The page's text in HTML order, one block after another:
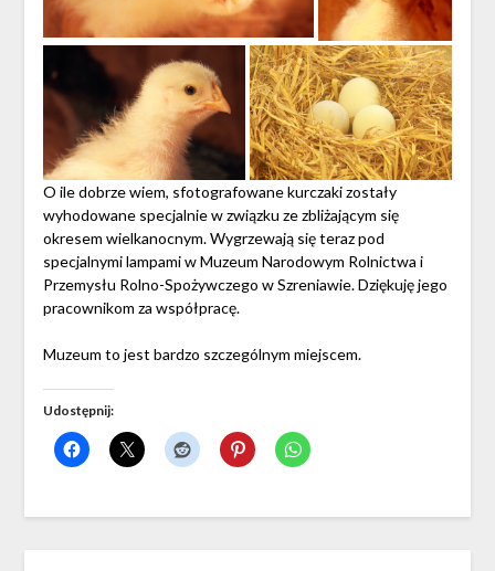
O ile dobrze wiem, sfotografowane kurczaki zostały
wyhodowane specjalnie w związku ze zbliżającym się
okresem wielkanocnym. Wygrzewają się teraz pod
specjalnymi lampami w Muzeum Narodowym Rolnictwa i
Przemysłu Rolno-Spożywczego w Szreniawie. Dziękuję jego
pracownikom za współpracę.
Muzeum to jest bardzo szczególnym miejscem.
Udostępnij: